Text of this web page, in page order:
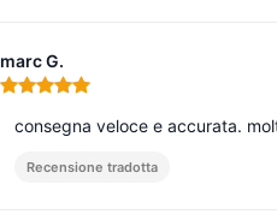
marc G.
Nota: 5 su 5
consegna veloce e accurata.
Recensione tradotta